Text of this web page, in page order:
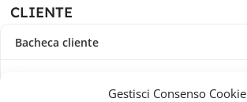
Gestisci Consenso Cookie
CLIENTE
Bacheca cliente